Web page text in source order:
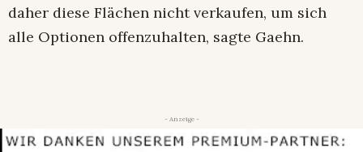
daher diese Flächen nicht verkaufen, um sich
alle Optionen offenzuhalten, sagte Gaehn.
- Anzeige -